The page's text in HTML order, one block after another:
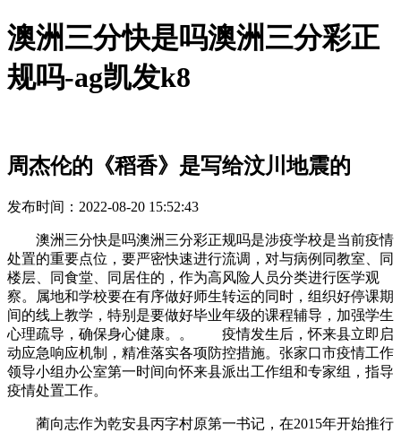
澳洲三分快是吗澳洲三分彩正
规吗-ag凯发k8
周杰伦的《稻香》是写给汶川地震的
发布时间：2022-08-20 15:52:43
澳洲三分快是吗澳洲三分彩正规吗是涉疫学校是当前疫情
处置的重要点位，要严密快速进行流调，对与病例同教室、同
楼层、同食堂、同居住的，作为高风险人员分类进行医学观
察。属地和学校要在有序做好师生转运的同时，组织好停课期
间的线上教学，特别是要做好毕业年级的课程辅导，加强学生
心理疏导，确保身心健康。。 疫情发生后，怀来县立即启
动应急响应机制，精准落实各项防控措施。张家口市疫情工作
领导小组办公室第一时间向怀来县派出工作组和专家组，指导
疫情处置工作。
蔺向志作为乾安县丙字村原第一书记，在2015年开始推行